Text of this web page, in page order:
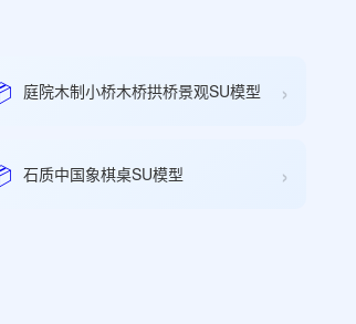
庭院木制小桥木桥拱桥景观SU模型 ›
石质中国象棋桌SU模型 ›